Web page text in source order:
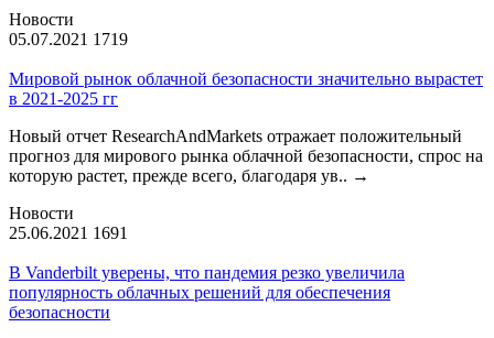
Новости
05.07.2021 1719
Мировой рынок облачной безопасности значительно вырастет
в 2021-2025 гг
Новый отчет ResearchAndMarkets отражает положительный
прогноз для мирового рынка облачной безопасности, спрос на
которую растет, прежде всего, благодаря ув.. →
Новости
25.06.2021 1691
В Vanderbilt уверены, что пандемия резко увеличила
популярность облачных решений для обеспечения
безопасности